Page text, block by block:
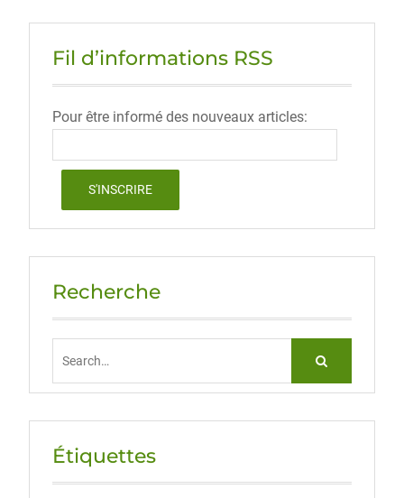
Fil d’informations RSS
Pour être informé des nouveaux articles:
Recherche
Étiquettes